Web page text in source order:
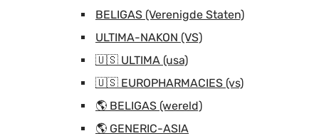
BELIGAS (Verenigde Staten)
ULTIMA-NAKON (VS)
🇺🇸 ULTIMA (usa)
🇺🇸 EUROPHARMACIES (vs)
🌎 BELIGAS (wereld)
🌎 GENERIC-ASIA